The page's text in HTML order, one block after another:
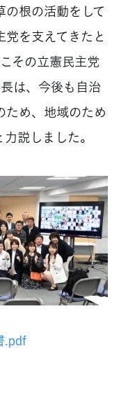
根の活動をして
を支えてきたと
その立憲民主党
は、今後も自治
ため、地域のため
説しました。
.pdf